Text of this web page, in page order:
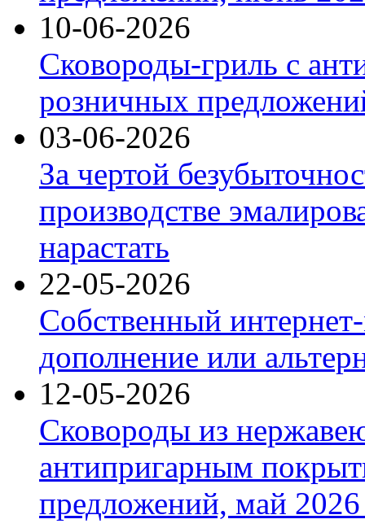
10-06-2026
Сковороды-гриль с
розничных
03-06-2026
За чертой
производстве
нарастать
22-05-2026
Собственный
дополнение или
12-05-2026
Сковороды из
антипригарным
предложений, май 2026